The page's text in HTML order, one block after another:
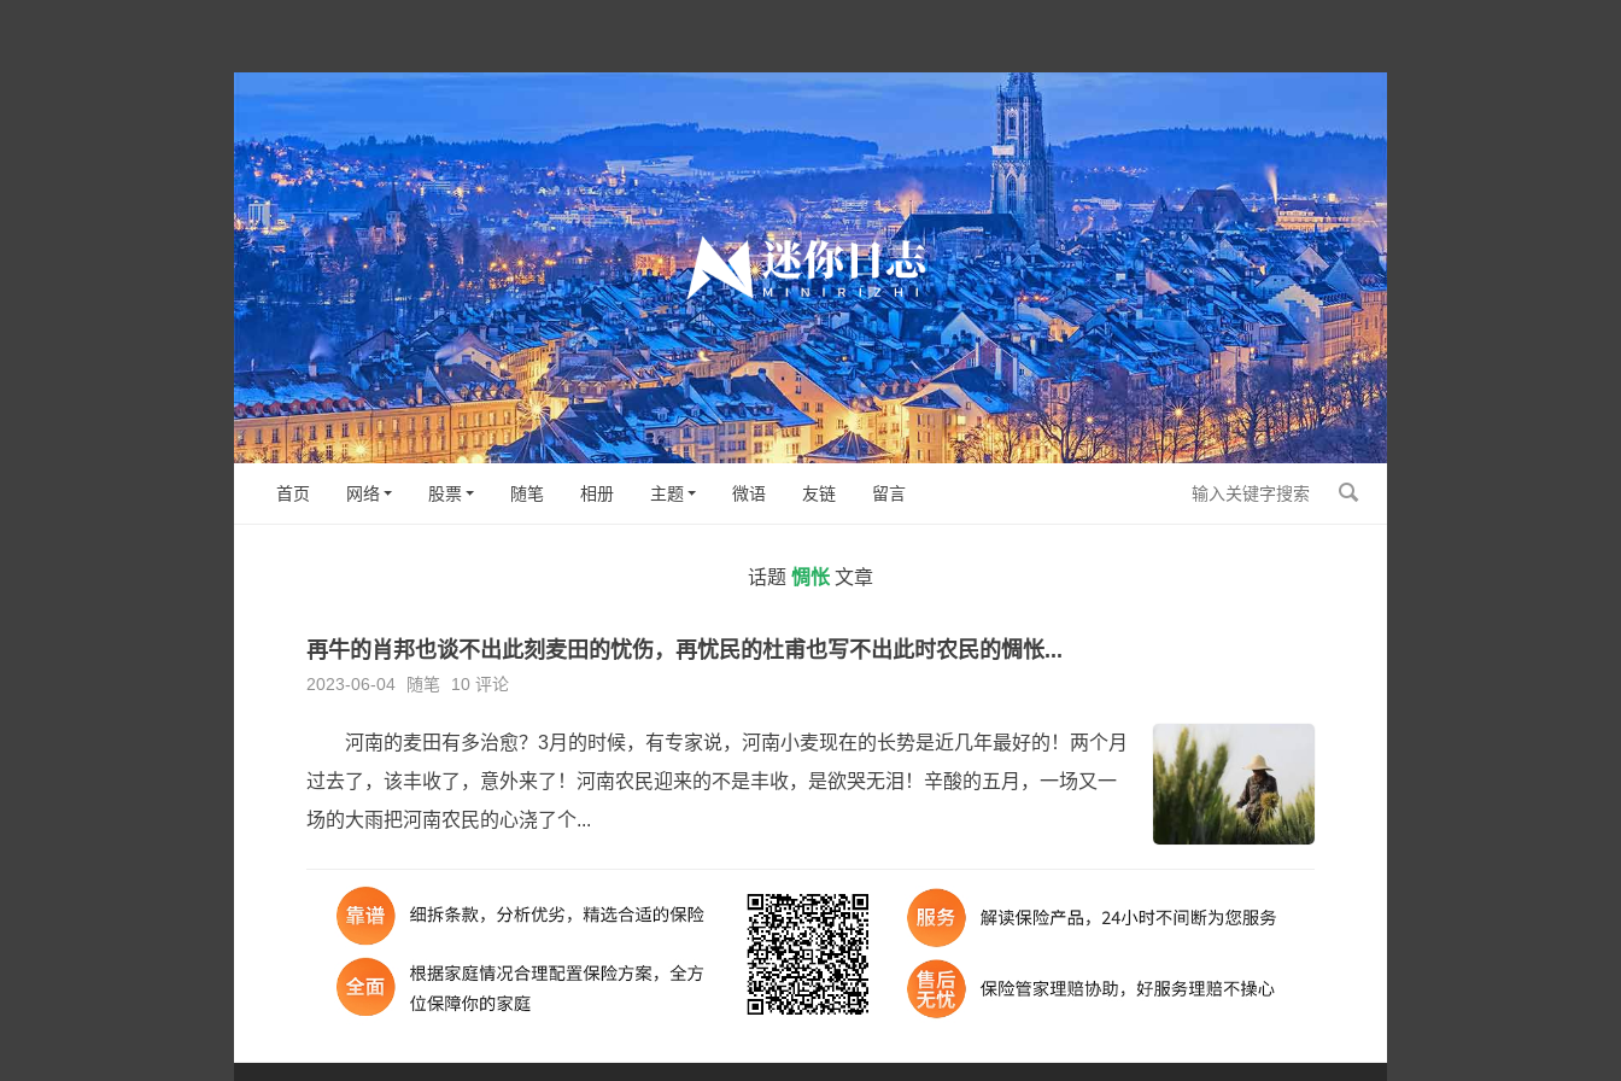
首页 网络 股票 随笔 相册 主题 微语 友链 留言
话题 惆怅 文章
再牛的肖邦也谈不出此刻麦田的忧伤，再忧民的杜甫也写不出此时农民的惆怅...
2023-06-04 随笔 10 评论
河南的麦田有多治愈？3月的时候，有专家说，河南小麦现在的长势是近几年最好的！两个月
过去了，该丰收了，意外来了！河南农民迎来的不是丰收，是欲哭无泪！辛酸的五月，一场又一
场的大雨把河南农民的心浇了个...